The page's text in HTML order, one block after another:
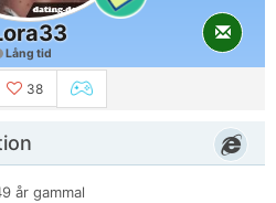
Lång tid
38
år gammal